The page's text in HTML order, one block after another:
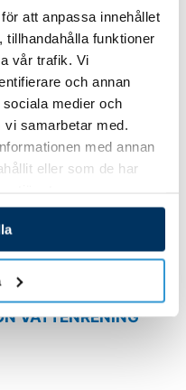
att anpassa innehållet
tillhandahålla funktioner
vår trafik. Vi
och annan
medier och
samarbetar med.
med annan
eller som de har
RESERVDELAR
VATTENRENING